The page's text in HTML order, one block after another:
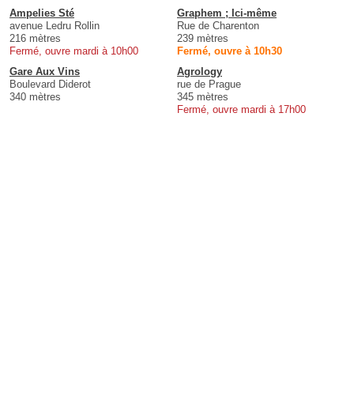
Ampelies Sté
avenue Ledru Rollin
216 mètres
Fermé, ouvre mardi à 10h00
Graphem ; Ici-même
Rue de Charenton
239 mètres
Fermé, ouvre à 10h30
Gare Aux Vins
Boulevard Diderot
340 mètres
Agrology
rue de Prague
345 mètres
Fermé, ouvre mardi à 17h00